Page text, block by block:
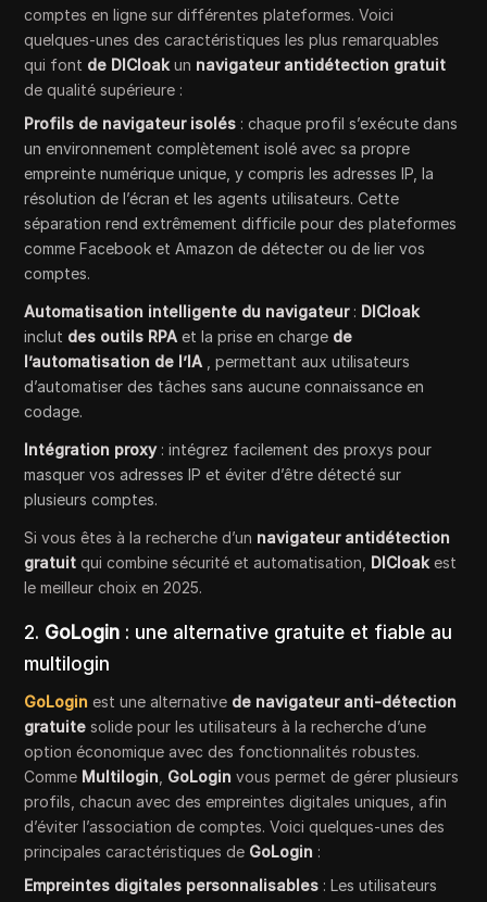
comptes en ligne sur différentes plateformes. Voici
quelques-unes des caractéristiques les plus remarquables
qui font de DICloak un navigateur antidétection gratuit
de qualité supérieure :
Profils de navigateur isolés : chaque profil s’exécute dans
un environnement complètement isolé avec sa propre
empreinte numérique unique, y compris les adresses IP, la
résolution de l’écran et les agents utilisateurs. Cette
séparation rend extrêmement difficile pour des plateformes
comme Facebook et Amazon de détecter ou de lier vos
comptes.
Automatisation intelligente du navigateur: DICloak
inclut des outils RPA et la prise en charge de
l’automatisation de l’IA , permettant aux utilisateurs
d’automatiser des tâches sans aucune connaissance en
codage.
Intégration proxy: intégrez facilement des proxys pour
masquer vos adresses IP et éviter d’être détecté sur
plusieurs comptes.
Si vous êtes à la recherche d’un navigateur antidétection
gratuit qui combine sécurité et automatisation, DICloak est
le meilleur choix en 2025.
2. GoLogin : une alternative gratuite et fiable au
multilogin
GoLogin est une alternative de navigateur anti-détection
gratuite solide pour les utilisateurs à la recherche d’une
option économique avec des fonctionnalités robustes.
Comme Multilogin GoLogin vous permet de gérer plusieurs
profils, chacun avec des empreintes digitales uniques, afin
d’éviter l’association de comptes. Voici quelques-unes des
principales caractéristiques de GoLogin :
Empreintes digitales personnalisables : Les utilisateurs